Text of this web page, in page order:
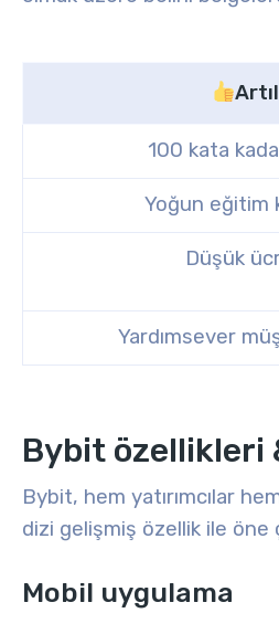
100 kata
Yoğun eğitim
Düşük
Yardımsever
Bybit özellikleri
Bybit, hem yatırımcılar
dizi gelişmiş özellik ile öne
Mobil uygulama